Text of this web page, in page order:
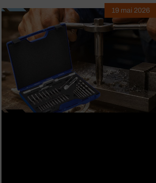
19 mai 2026